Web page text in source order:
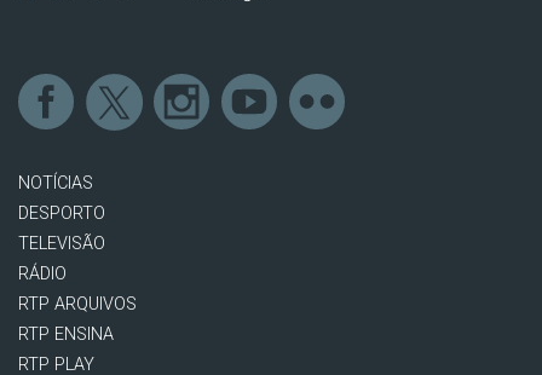
NOTÍCIAS
DESPORTO
TELEVISÃO
RÁDIO
RTP ARQUIVOS
RTP ENSINA
RTP PLAY